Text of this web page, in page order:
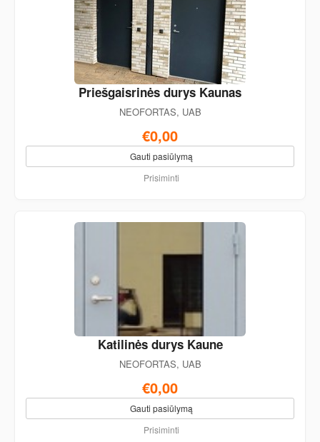
Priešgaisrinės durys Kaunas
NEOFORTAS, UAB
€0,00
Gauti pasiūlymą
Prisiminti
Katilinės durys Kaune
NEOFORTAS, UAB
€0,00
Gauti pasiūlymą
Prisiminti